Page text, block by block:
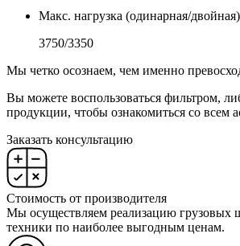
Макс. нагрузка (одинарная/
3750/3350
Мы четко осознаем, чем именно
Вы можете воспользоваться фильтром,
продукции, чтобы ознакомиться со всем
Заказать консультацию
Стоимость от производителя
Мы осуществляем реализацию грузовых
техники по наиболее выгодным ценам.